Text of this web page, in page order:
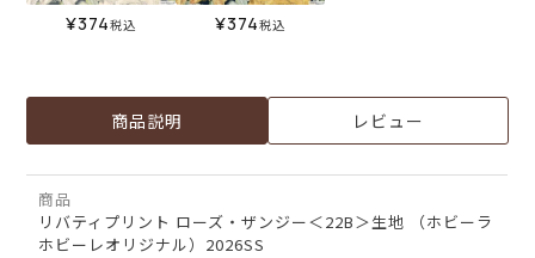
¥374税込 ¥374税込
商品説明 レビュー
商品
リバティプリント ローズ・ザンジー＜22B＞生地 （ホビーラ
ホビーレオリジナル）2026SS